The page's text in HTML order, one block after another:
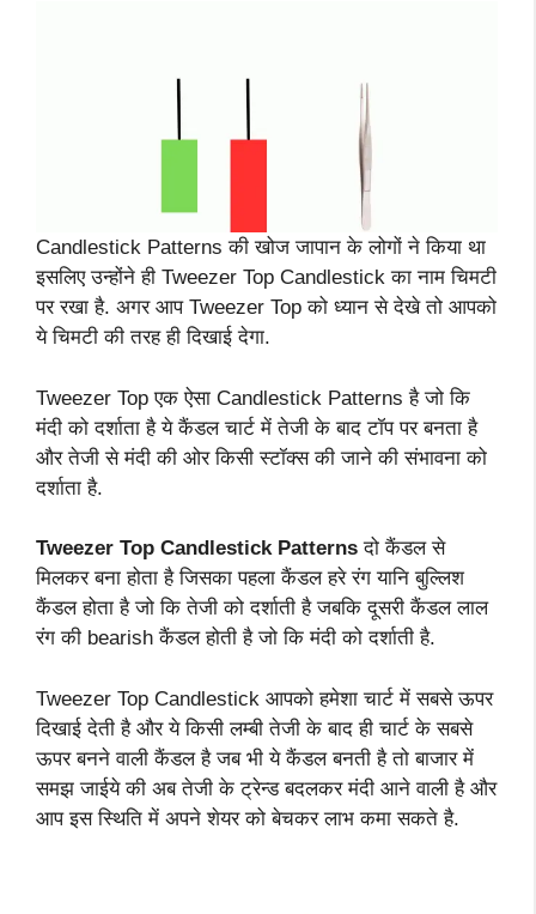
Candlestick Patterns की खोज जापान के लोगों ने किया था
इसलिए उन्होंने ही Tweezer Top Candlestick का नाम चिमटी
पर रखा है. अगर आप Tweezer Top को ध्यान से देखे तो आपको
ये चिमटी की तरह ही दिखाई देगा.
Tweezer Top एक ऐसा Candlestick Patterns है जो कि
मंदी को दर्शाता है ये कैंडल चार्ट में तेजी के बाद टॉप पर बनता है
और तेजी से मंदी की ओर किसी स्टॉक्स की जाने की संभावना को
दर्शाता है.
Tweezer Top Candlestick Patterns दो कैंडल से
मिलकर बना होता है जिसका पहला कैंडल हरे रंग यानि बुल्लिश
कैंडल होता है जो कि तेजी को दर्शाती है जबकि दूसरी कैंडल लाल
रंग की bearish कैंडल होती है जो कि मंदी को दर्शाती है.
Tweezer Top Candlestick आपको हमेशा चार्ट में सबसे ऊपर
दिखाई देती है और ये किसी लम्बी तेजी के बाद ही चार्ट के सबसे
ऊपर बनने वाली कैंडल है जब भी ये कैंडल बनती है तो बाजार में
समझ जाईये की अब तेजी के ट्रेन्ड बदलकर मंदी आने वाली है और
आप इस स्थिति में अपने शेयर को बेचकर लाभ कमा सकते है.